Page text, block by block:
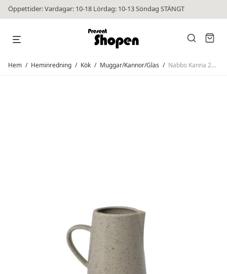
Öppettider: Vardagar: 10-18 Lördag: 10-13 Söndag STÄNGT
Hem / Heminredning / Kök / Muggar/Kannor/Glas / Nabbo Kanna 20cl